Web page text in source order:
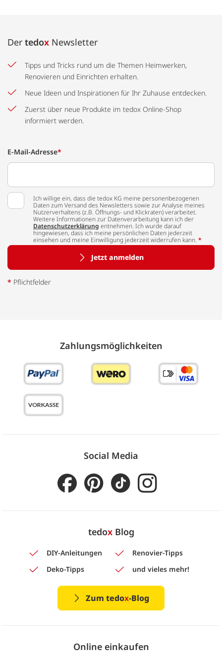
Der tedox Newsletter
Tipps und Tricks rund um die Themen Heimwerken,
Renovieren und Einrichten erhalten.
Neue Ideen und Inspirationen für Ihr Zuhause entdecken.
Zuerst über neue Produkte im tedox Online-Shop
informiert werden.
E-Mail-Adresse*
Ich willige ein, dass die tedox KG meine personenbezogenen
Daten zum Versand des Newsletters sowie zur Analyse meines
Nutzerverhaltens (z.B. Öffnungs- und Klickraten) verarbeitet.
Weitere Informationen zur Datenverarbeitung kann ich der
Datenschutzerklärung entnehmen. Ich wurde darauf
hingewiesen, dass ich meine persönlichen Daten jederzeit
einsehen und meine Einwilligung jederzeit widerrufen kann. *
Jetzt anmelden
* Pflichtfelder
Zahlungs­möglich­keiten
Social Media
tedoxBlog
DIY-Anleitungen
Renovier-Tipps
Deko-Tipps
und vieles mehr!
Zum tedox-Blog
Online einkaufen